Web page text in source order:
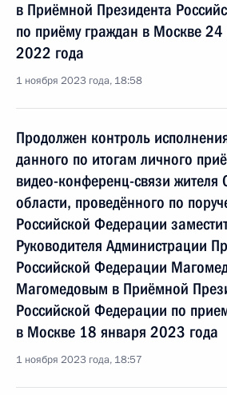
в Приёмной Президента
по приёму граждан в Москве 24
2022 года
1 ноября 2023 года, 18:58
Продолжен контроль
данного по итогам личного
видео-конференц-связи жителя
области, проведённого по
Российской Федерации
Руководителя Администрации
Российской Федерации
Магомедовым в Приёмной
Российской Федерации по
в Москве 18 января 2023 года
1 ноября 2023 года, 18:57